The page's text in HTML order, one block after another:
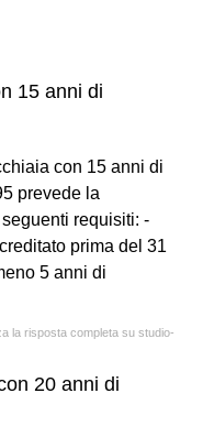
15 anni di
con 15 anni di
prevede la
requisiti: -
prima del 31
5 anni di
la risposta completa su studio-
20 anni di